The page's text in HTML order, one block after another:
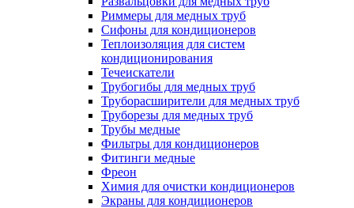
Риммеры для медных труб
Сифоны для кондиционеров
Теплоизоляция для систем
кондиционирования
Течеискатели
Трубогибы для медных труб
Труборасширители для медных труб
Труборезы для медных труб
Трубы медные
Фильтры для кондиционеров
Фитинги медные
Фреон
Химия для очистки кондиционеров
Экраны для кондиционеров